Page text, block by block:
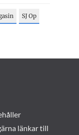
SJ Op
länkar till